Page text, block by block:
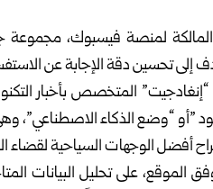
لمنصة فيسبوك، مجموعة
إلى ‏تحسين دقة الإجابة عن
“إنغادجيت” المتخصص بأخبار
مود ‌‏”أو “وضع الذكاء
أفضل الوجهات السياحية ‏لقضاء
الموقع، على تحليل البيانات